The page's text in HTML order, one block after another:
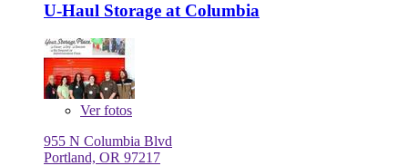
U-Haul Storage at Columbia
Verfotos
955 N Columbia Blvd
Portland, OR 97217